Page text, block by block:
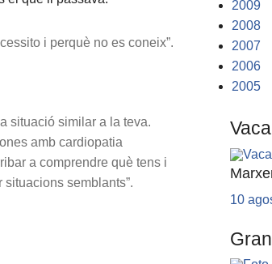
i perquè no es coneix”.
situació similar a la teva.
amb cardiopatia
a comprendre què tens i
semblants”.
2009
2008
2007
2006
2005
10